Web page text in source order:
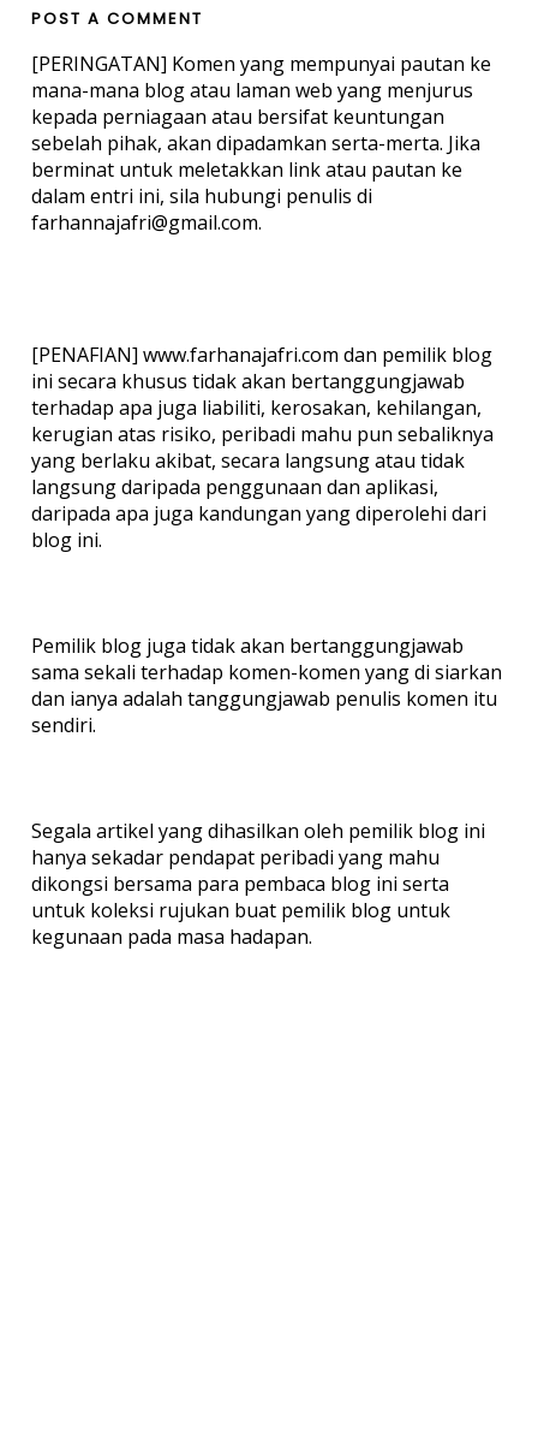
POST A COMMENT
[PERINGATAN] Komen yang mempunyai pautan ke
mana-mana blog atau laman web yang menjurus
kepada perniagaan atau bersifat keuntungan
sebelah pihak, akan dipadamkan serta-merta. Jika
berminat untuk meletakkan link atau pautan ke
dalam entri ini, sila hubungi penulis di
farhannajafri@gmail.com.
[PENAFIAN] www.farhanajafri.com dan pemilik blog
ini secara khusus tidak akan bertanggungjawab
terhadap apa juga liabiliti, kerosakan, kehilangan,
kerugian atas risiko, peribadi mahu pun sebaliknya
yang berlaku akibat, secara langsung atau tidak
langsung daripada penggunaan dan aplikasi,
daripada apa juga kandungan yang diperolehi dari
blog ini.
Pemilik blog juga tidak akan bertanggungjawab
sama sekali terhadap komen-komen yang di siarkan
dan ianya adalah tanggungjawab penulis komen itu
sendiri.
Segala artikel yang dihasilkan oleh pemilik blog ini
hanya sekadar pendapat peribadi yang mahu
dikongsi bersama para pembaca blog ini serta
untuk koleksi rujukan buat pemilik blog untuk
kegunaan pada masa hadapan.